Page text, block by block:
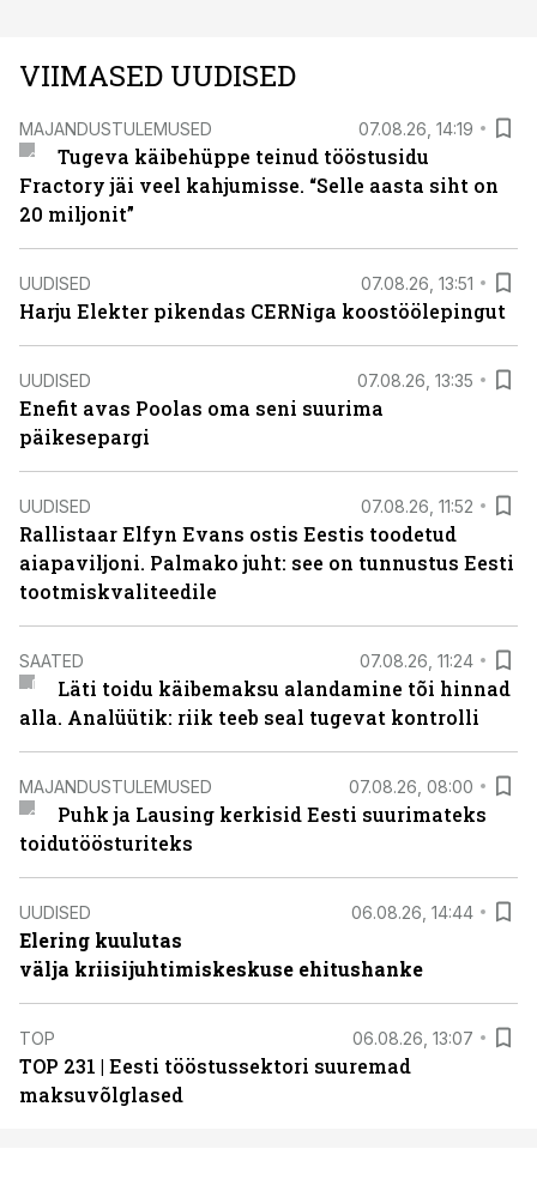
VIIMASED UUDISED
MAJANDUSTULEMUSED 07.08.26, 14:19
Tugeva käibehüppe teinud tööstusidu
Fractory jäi veel kahjumisse. “Selle aasta siht on
20 miljonit”
UUDISED 07.08.26, 13:51
Harju Elekter pikendas CERNiga koostöölepingut
UUDISED 07.08.26, 13:35
Enefit avas Poolas oma seni suurima
päikesepargi
UUDISED 07.08.26, 11:52
Rallistaar Elfyn Evans ostis Eestis toodetud
aiapaviljoni. Palmako juht: see on tunnustus Eesti
tootmiskvaliteedile
SAATED 07.08.26, 11:24
Läti toidu käibemaksu alandamine tõi hinnad
alla. Analüütik: riik teeb seal tugevat kontrolli
MAJANDUSTULEMUSED 07.08.26, 08:00
Puhk ja Lausing kerkisid Eesti suurimateks
toidutöösturiteks
UUDISED 06.08.26, 14:44
Elering kuulutas
välja kriisijuhtimiskeskuse ehitushanke
TOP 06.08.26, 13:07
TOP 231 | Eesti tööstussektori suuremad
maksuvõlglased